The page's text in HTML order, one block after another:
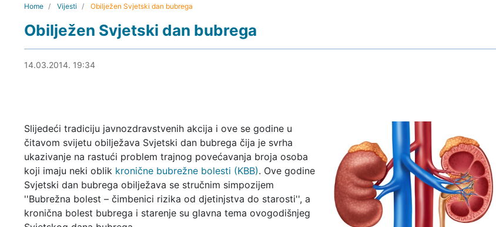
Home Vijesti Obilježen Svjetski dan bubrega
Obilježen Svjetski dan bubrega
14.03.2014. 21:51
14.03.2014. 19:34
Slijedeći tradiciju javnozdravstvenih akcija i ove se godine u
čitavom svijetu obilježava Svjetski dan bubrega čija je svrha
ukazivanje na rastući problem trajnog povećavanja broja osoba
koji imaju neki oblik kronične bubrežne bolesti (KBB). Ove godine
Svjetski dan bubrega obilježava se stručnim simpozijem
''Bubrežna bolest – čimbenici rizika od djetinjstva do starosti'', a
kronična bolest bubrega i starenje su glavna tema ovogodišnjeg